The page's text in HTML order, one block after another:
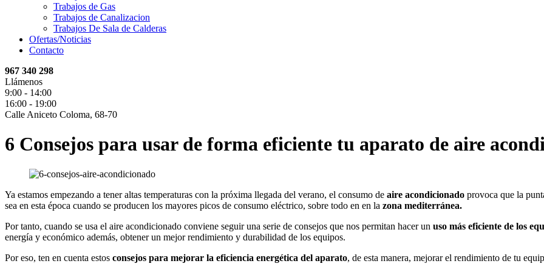
Trabajos de Gas
Trabajos de Canalizacion
Trabajos De Sala de Calderas
Ofertas/Noticias
Contacto
967 340 298
Llámenos
9:00 - 14:00
16:00 - 19:00
Calle Aniceto Coloma, 68-70
6 Consejos para usar de forma eficiente tu aparato de aire
Ya estamos empezando a tener altas temperaturas con la próxima llegada del verano, el consumo de aire acondicionado provoca que la
sea en esta época cuando se producen los mayores picos de consumo eléctrico, sobre todo en en la zona mediterránea.
Por tanto, cuando se usa el aire acondicionado conviene seguir una serie de consejos que nos permitan hacer un uso más eficiente de los
energía y económico además, obtener un mejor rendimiento y durabilidad de los equipos.
Por eso, ten en cuenta estos consejos para mejorar la eficiencia energética del aparato, de esta manera, mejorar el rendimiento de tu